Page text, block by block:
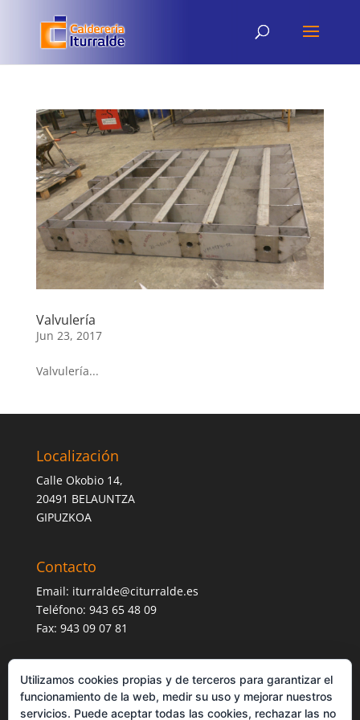
Valvulería
Jun 23, 2017
Valvulería...
Localización
Calle Okobio 14,
20491 BELAUNTZA
GIPUZKOA
Contacto
Email: iturralde@citurralde.es
Teléfono: 943 65 48 09
Fax: 943 09 07 81
Utilizamos cookies propias y de terceros para garantizar el
funcionamiento de la web, medir su uso y mejorar nuestros
servicios. Puede aceptar todas las cookies, rechazar las no